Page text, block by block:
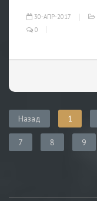
30-АПР-2017
0
Назад 1
7 8 9